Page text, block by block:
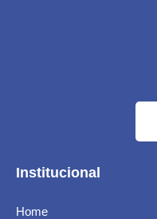
Institucional
Home